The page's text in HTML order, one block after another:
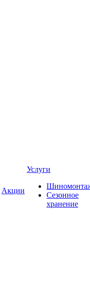
Акции
Услуги
Сезонное
хранение